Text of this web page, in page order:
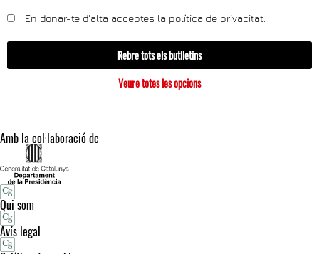
En donar-te d'alta acceptes la política de privacitat
Rebre tots els butlletins
Veure totes les opcions
Amb la col·laboració de
Qui som
Avís legal